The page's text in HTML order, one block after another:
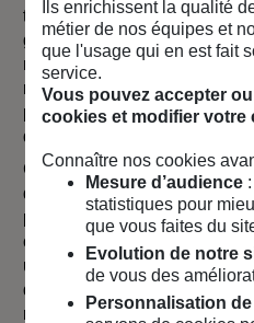
transparent, pas cher, facile
grande qualité est aussi –
nous d’ailleurs – son plus
résistant. Tellement résistant
pour disparaître. Beaucoup
des siècles !
Chaque année, nous
de sacs en plastique et 485
plastique (??). Depuis que
cette note, ça en fait déjà
un continent de plastique qui
que plus personne ne sait
ramasser.
Ils enrichissent la qualité
métier de nos équipes et
que l'usage qui en est fait
service.
Vous pouvez accepter
cookies et modifier votre
Connaître nos cookies
Mesure d’audience:
statistiques pour
que vous faites du
Evolution de notre
de vous des
Personnalisation